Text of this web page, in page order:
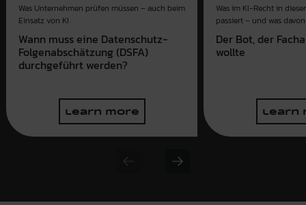
Was Unternehmen prüfen müssen – auch beim
Einsatz von KI
Wann muss eine Datenschutz-
Folgenabschätzung (DSFA)
durchgeführt werden?
learn more
Was im KI-Recht in
passiert – und was
Der Bot, der
wollte
learn
Previous slide
Next slide